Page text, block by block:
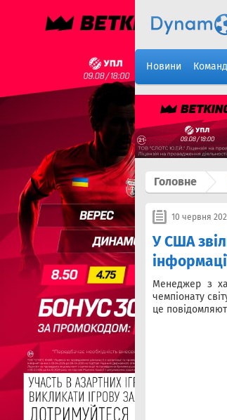
Новини
Головне
10 червня
У США
Менеджер з
чемпіонату
це